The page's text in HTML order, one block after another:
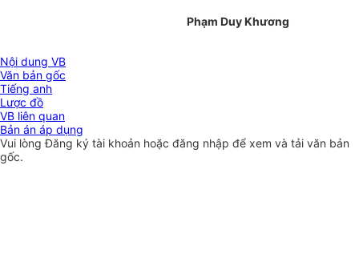
Phạm Duy Khương
Nội dung VB
Văn bản gốc
Tiếng anh
Lược đồ
VB liên quan
Bản án áp dụng
Vui lòngĐăng ký tài khoản hoặc đăng nhập để xem và tải văn bản
gốc.